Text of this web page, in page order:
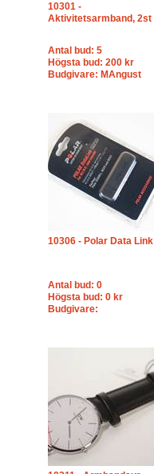
10301 -
Aktivitetsarmband, 2st
Antal bud: 5
Högsta bud: 200 kr
Budgivare: MAngust
10306 - Polar Data Link
Antal bud: 0
Högsta bud: 0 kr
Budgivare: